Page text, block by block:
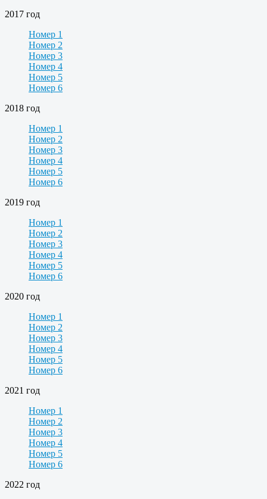
2017 год
Номер 1
Номер 2
Номер 3
Номер 4
Номер 5
Номер 6
2018 год
Номер 1
Номер 2
Номер 3
Номер 4
Номер 5
Номер 6
2019 год
Номер 1
Номер 2
Номер 3
Номер 4
Номер 5
Номер 6
2020 год
Номер 1
Номер 2
Номер 3
Номер 4
Номер 5
Номер 6
2021 год
Номер 1
Номер 2
Номер 3
Номер 4
Номер 5
Номер 6
2022 год